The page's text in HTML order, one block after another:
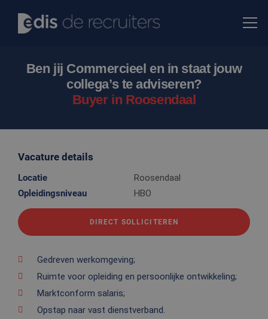
Ben jij Commercieel en in staat jouw
collega’s te adviseren?
Buyer in Roosendaal
Vacature details
Locatie
Roosendaal
Opleidingsniveau
HBO
DIRECT SOLLICITEREN
Gedreven werkomgeving;
Ruimte voor opleiding en persoonlijke ontwikkeling;
Marktconform salaris;
Opstap naar vast dienstverband.